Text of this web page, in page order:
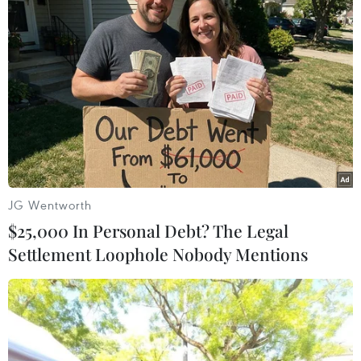
#cơn mưa đầu mùa
#nắng nóng gay gắt
#gió mùa Tây Nam
Tp. Hồ Chí Minh
JG Wentworth
$25,000 In Personal Debt? The Legal
Settlement Loophole Nobody Mentions